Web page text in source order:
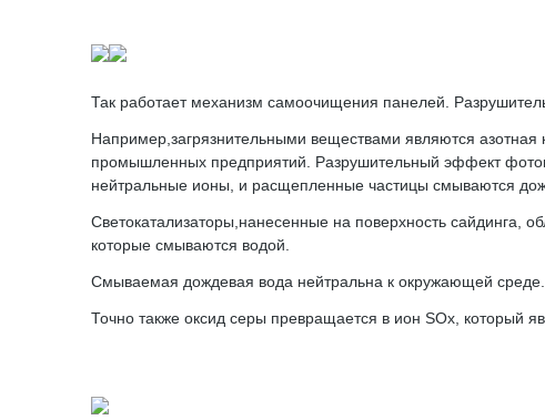
Так работает механизм самоочищения панелей.
Например,загрязнительными веществами являются
промышленных предприятий. Разрушительный эффект
нейтральные ионы, и расщепленные частицы смываются
Светокатализаторы,нанесенные на поверхность сайдинга,
которые смываются водой.
Смываемая дождевая вода нейтральна к окружающей среде.
Точно также оксид серы превращается в ион SOx, который